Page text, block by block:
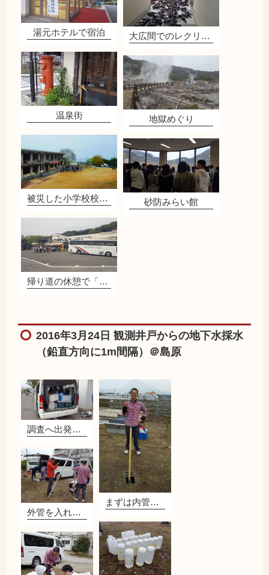
湯元ホテルで宿泊 大広間でのレクリエーション
温泉街 地獄めぐり
被災した小学校校舎の見学 砂防みらい館
帰り道の休憩で「じゃがちゃん」に並ぶ
2016年3月24日 観測井戸からの地下水採水
（鉛直方向に1m間隔）＠島原
調査へ出発ー！
まずは内管の挿しこみ完了！
外管を入れた後、1m間隔で引き上げ！